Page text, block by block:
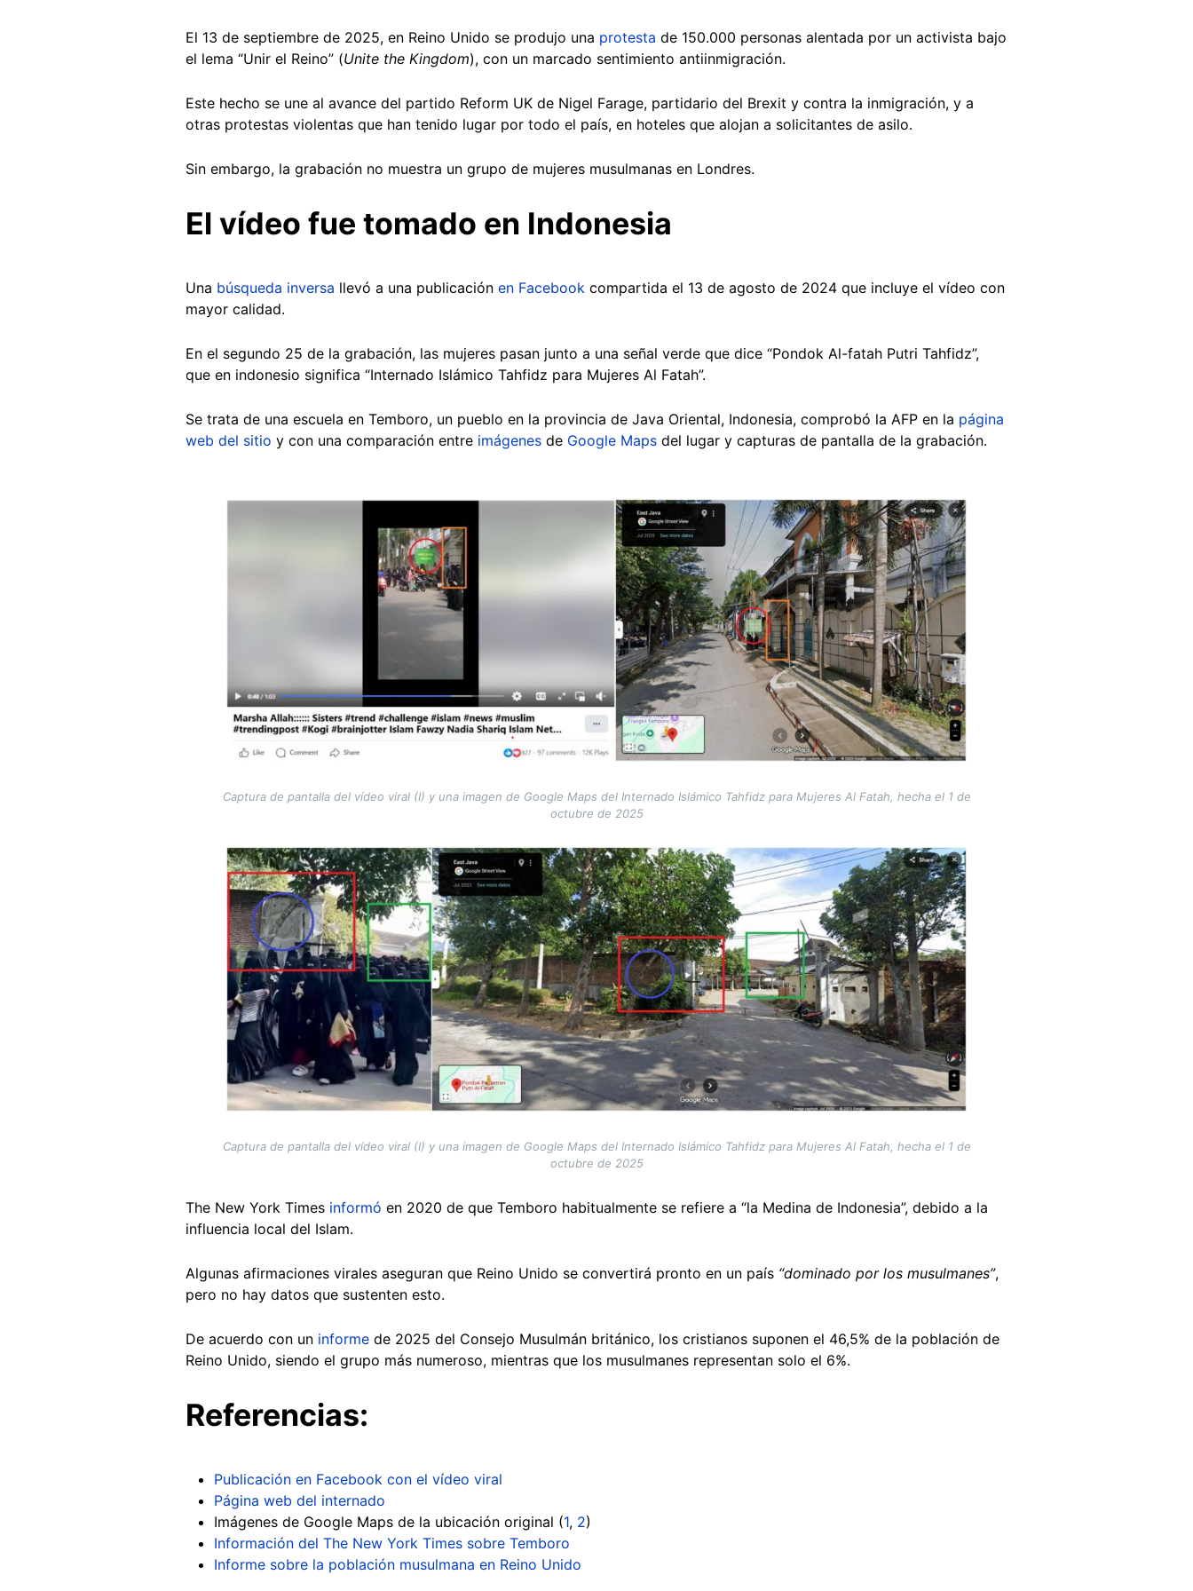
El 13 de septiembre de 2025, en Reino Unido se produjo una protesta de 150.000 personas alentada por un activista bajo
el lema “Unir el Reino” (Unite the Kingdom), con un marcado sentimiento antiinmigración.
Este hecho se une al avance del partido Reform UK de Nigel Farage, partidario del Brexit y contra la inmigración, y a
otras protestas violentas que han tenido lugar por todo el país, en hoteles que alojan a solicitantes de asilo.
Sin embargo, la grabación no muestra un grupo de mujeres musulmanas en Londres.
El vídeo fue tomado en Indonesia
Una búsqueda inversa llevó a una publicación en Facebook compartida el 13 de agosto de 2024 que incluye el vídeo con
mayor calidad.
En el segundo 25 de la grabación, las mujeres pasan junto a una señal verde que dice “Pondok Al-fatah Putri Tahfidz”,
que en indonesio significa “Internado Islámico Tahfidz para Mujeres Al Fatah”.
Se trata de una escuela en Temboro, un pueblo en la provincia de Java Oriental, Indonesia, comprobó la AFP en la página
web del sitio y con una comparación entre imágenes de Google Maps del lugar y capturas de pantalla de la grabación.
Captura de pantalla del vídeo viral (I) y una imagen de Google Maps del Internado Islámico Tahfidz para Mujeres Al Fatah, hecha el 1 de
octubre de 2025
Image
Captura de pantalla del vídeo viral (I) y una imagen de Google Maps del Internado Islámico Tahfidz para Mujeres Al Fatah, hecha el 1 de
octubre de 2025
The New York Times informó en 2020 de que Temboro habitualmente se refiere a “la Medina de Indonesia”, debido a la
influencia local del Islam.
Algunas afirmaciones virales aseguran que Reino Unido se convertirá pronto en un país “dominado por los musulmanes”,
pero no hay datos que sustenten esto.
De acuerdo con un informe de 2025 del Consejo Musulmán británico, los cristianos suponen el 46,5% de la población de
Reino Unido, siendo el grupo más numeroso, mientras que los musulmanes representan solo el 6%.
Referencias:
Publicación en Facebook con el vídeo viral
Página web del internado
Imágenes de Google Maps de la ubicación original (1, 2)
Información del The New York Times sobre Temboro
Informe sobre la población musulmana en Reino Unido